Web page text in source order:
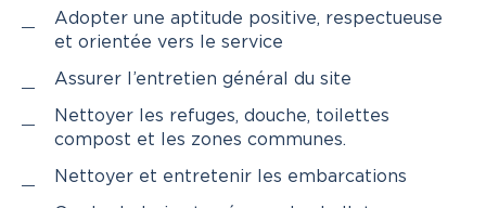
Adopter une aptitude positive, respectueuse
et orientée vers le service
Assurer l’entretien général du site
Nettoyer les refuges, douche, toilettes
compost et les zones communes.
Nettoyer et entretenir les embarcations